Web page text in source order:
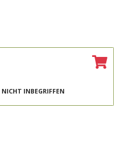
INBEGRIFFEN